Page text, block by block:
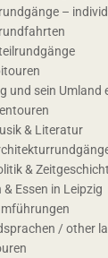
–
und sein Umland
& Literatur
&
& Essen in Leipzig
/ other